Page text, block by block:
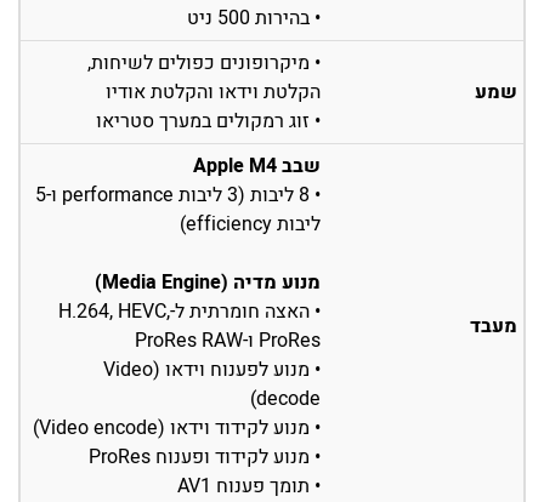
• בהירות 500 ניט
שמע
• מיקרופונים כפולים לשיחות,
הקלטת וידאו והקלטת אודיו
• זוג רמקולים במערך סטריאו
מעבד
שבב Apple M4
• 8 ליבות (3 ליבות performance ו-5
ליבות efficiency)
מנוע מדיה (Media Engine)
• האצה חומרתית ל-H.264, HEVC,
ProRes ו-ProRes RAW
• מנוע לפענוח וידאו (Video
decode)
• מנוע לקידוד וידאו (Video encode)
• מנוע לקידוד ופענוח ProRes
• תומך פענוח AV1